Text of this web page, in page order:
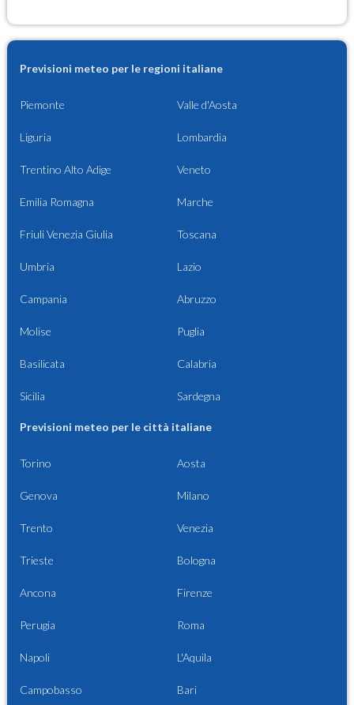
Previsioni meteo per le regioni italiane
Piemonte Valle d'Aosta
Liguria Lombardia
Trentino Alto Adige Veneto
Emilia Romagna Marche
Friuli Venezia Giulia Toscana
Umbria Lazio
Campania Abruzzo
Molise Puglia
Basilicata Calabria
Sicilia Sardegna
Previsioni meteo per le città italiane
Torino Aosta
Genova Milano
Trento Venezia
Trieste Bologna
Ancona Firenze
Perugia Roma
Napoli L'Aquila
Campobasso Bari